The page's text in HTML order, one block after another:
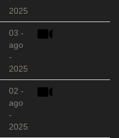
2025
03 -
ago
-
2025
02 -
ago
-
2025